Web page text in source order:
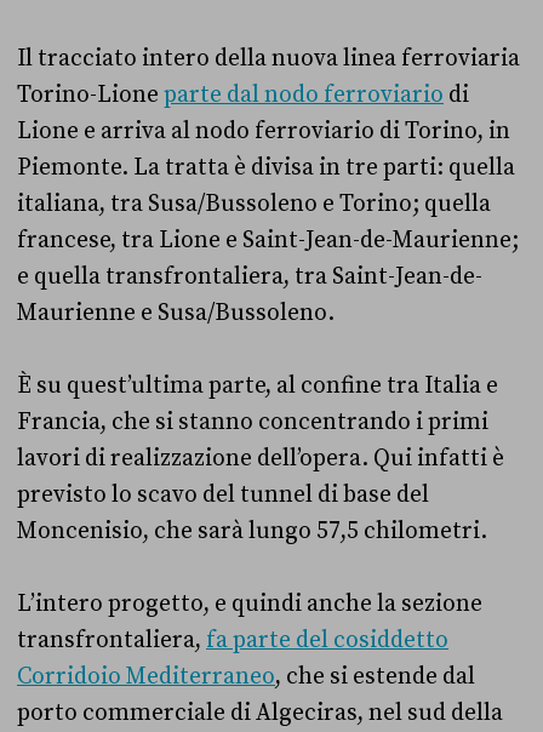
Il tracciato intero della nuova linea ferroviaria
Torino-Lione parte dal nodo ferroviario di
Lione e arriva al nodo ferroviario di Torino, in
Piemonte. La tratta è divisa in tre parti: quella
italiana, tra Susa/Bussoleno e Torino; quella
francese, tra Lione e Saint-Jean-de-Maurienne;
e quella transfrontaliera, tra Saint-Jean-de-
Maurienne e Susa/Bussoleno.
È su quest’ultima parte, al confine tra Italia e
Francia, che si stanno concentrando i primi
lavori di realizzazione dell’opera. Qui infatti è
previsto lo scavo del tunnel di base del
Moncenisio, che sarà lungo 57,5 chilometri.
L’intero progetto, e quindi anche la sezione
transfrontaliera, fa parte del cosiddetto
Corridoio Mediterraneo, che si estende dal
porto commerciale di Algeciras, nel sud della